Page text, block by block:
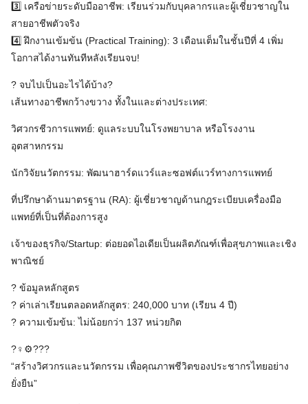
3️⃣ เครือข่ายระดับมืออาชีพ: เรียนร่วมกับบุคลากรและผู้เชี่ยวชาญใน
สายอาชีพตัวจริง
4️⃣ ฝึกงานเข้มข้น (Practical Training): 3 เดือนเต็มในชั้นปีที่ 4 เพิ่ม
โอกาสได้งานทันทีหลังเรียนจบ!
? จบไปเป็นอะไรได้บ้าง?
เส้นทางอาชีพกว้างขวาง ทั้งในและต่างประเทศ:
วิศวกรชีวการแพทย์: ดูแลระบบในโรงพยาบาล หรือโรงงาน
อุตสาหกรรม
นักวิจัยนวัตกรรม: พัฒนาฮาร์ดแวร์และซอฟต์แวร์ทางการแพทย์
ที่ปรึกษาด้านมาตรฐาน (RA): ผู้เชี่ยวชาญด้านกฎระเบียบเครื่องมือ
แพทย์ที่เป็นที่ต้องการสูง
เจ้าของธุรกิจ/Startup: ต่อยอดไอเดียเป็นผลิตภัณฑ์เพื่อสุขภาพและเชิง
พาณิชย์
? ข้อมูลหลักสูตร
? ค่าเล่าเรียนตลอดหลักสูตร: 240,000 บาท (เรียน 4 ปี)
? ความเข้มข้น: ไม่น้อยกว่า 137 หน่วยกิต
?‍♀️⚙️???
“สร้างวิศวกรและนวัตกรรม เพื่อคุณภาพชีวิตของประชากรไทยอย่าง
ยั่งยืน”